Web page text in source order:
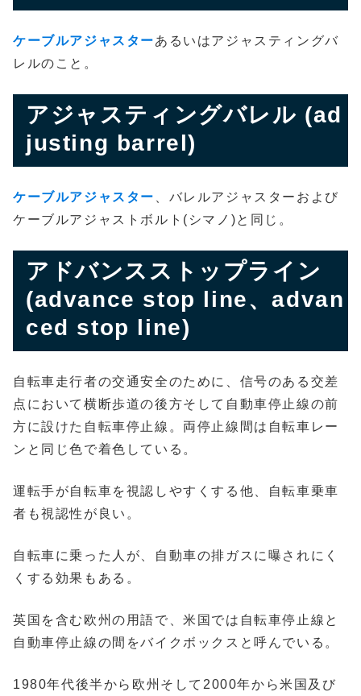
ケーブルアジャスターあるいはアジャスティングバ
レルのこと。
アジャスティングバレル (ad
justing barrel)
ケーブルアジャスター
、バレルアジャスターおよび
ケーブルアジャストボルト(シマノ)と同じ。
アドバンスストップライン
(advance stop line、advan
ced stop line)
自転車走行者の交通安全のために、信号のある交差
点において横断歩道の後方そして自動車停止線の前
方に設けた自転車停止線。両停止線間は自転車レー
ンと同じ色で着色している。
運転手が自転車を視認しやすくする他、自転車乗車
者も視認性が良い。
自転車に乗った人が、自動車の排ガスに曝されにく
くする効果もある。
英国を含む欧州の用語で、米国では自転車停止線と
自動車停止線の間をバイクボックスと呼んでいる。
1980年代後半から欧州そして2000年から米国及び